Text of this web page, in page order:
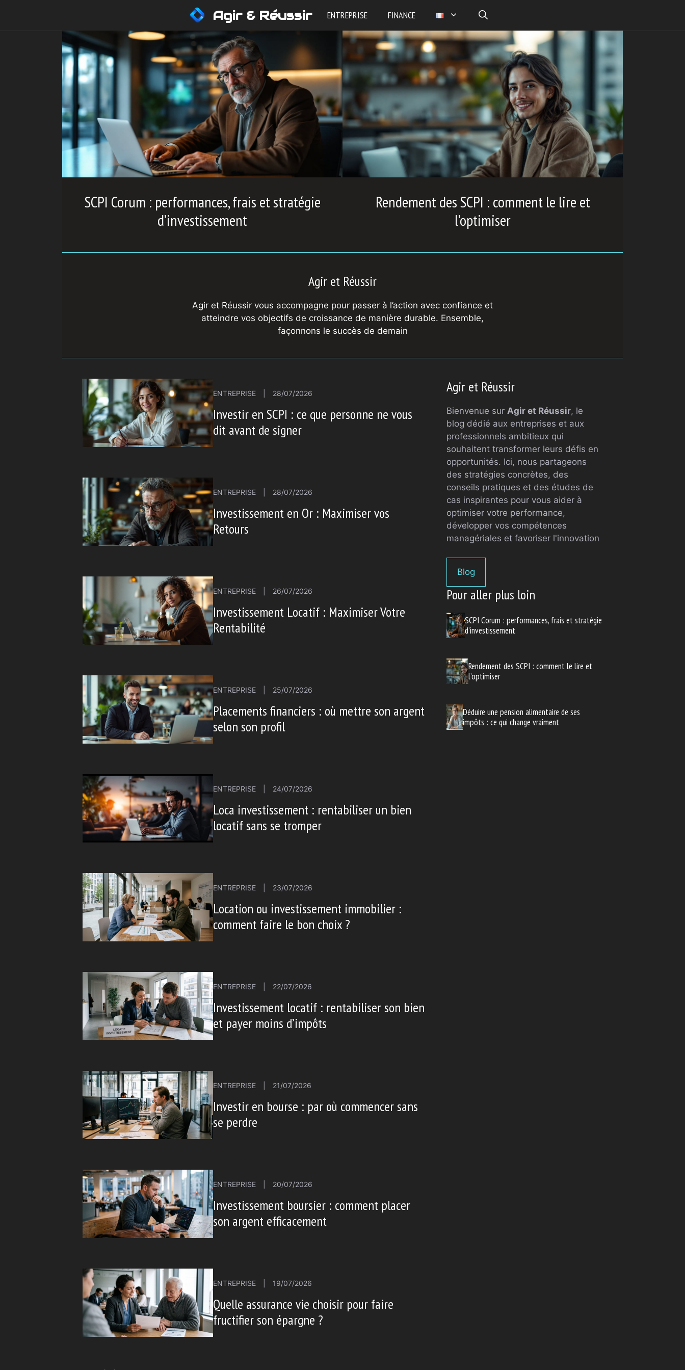
Agir & Réussir ENTREPRISE FINANCE
SCPI Corum : performances, frais et stratégie
d’investissement
Rendement des SCPI : comment le lire et
l’optimiser
Agir et Réussir
Agir et Réussir vous accompagne pour passer à l’action avec confiance et
atteindre vos objectifs de croissance de manière durable. Ensemble,
façonnons le succès de demain
ENTREPRISE 28/07/2026
Investir en SCPI : ce que personne ne vous
dit avant de signer
ENTREPRISE 28/07/2026
Investissement en Or : Maximiser vos
Retours
ENTREPRISE 26/07/2026
Investissement Locatif : Maximiser Votre
Rentabilité
ENTREPRISE 25/07/2026
Placements financiers : où mettre son argent
selon son profil
ENTREPRISE 24/07/2026
Loca investissement : rentabiliser un bien
locatif sans se tromper
ENTREPRISE 23/07/2026
Location ou investissement immobilier :
comment faire le bon choix ?
ENTREPRISE 22/07/2026
Investissement locatif : rentabiliser son bien
et payer moins d’impôts
ENTREPRISE 21/07/2026
Investir en bourse : par où commencer sans
se perdre
ENTREPRISE 20/07/2026
Investissement boursier : comment placer
son argent efficacement
ENTREPRISE 19/07/2026
Quelle assurance vie choisir pour faire
fructifier son épargne ?
Agir et Réussir
Bienvenue sur Agir et Réussir, le
blog dédié aux entreprises et aux
professionnels ambitieux qui
souhaitent transformer leurs défis en
opportunités. Ici, nous partageons
des stratégies concrètes, des
conseils pratiques et des études de
cas inspirantes pour vous aider à
optimiser votre performance,
développer vos compétences
managériales et favoriser l'innovation
Blog
Pour aller plus loin
SCPI Corum : performances, frais et stratégie
d’investissement
Rendement des SCPI : comment le lire et
l’optimiser
Déduire une pension alimentaire de ses
impôts : ce qui change vraiment